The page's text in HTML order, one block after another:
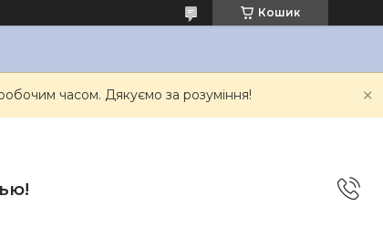
Кошик
часом. Дякуємо за розуміння!